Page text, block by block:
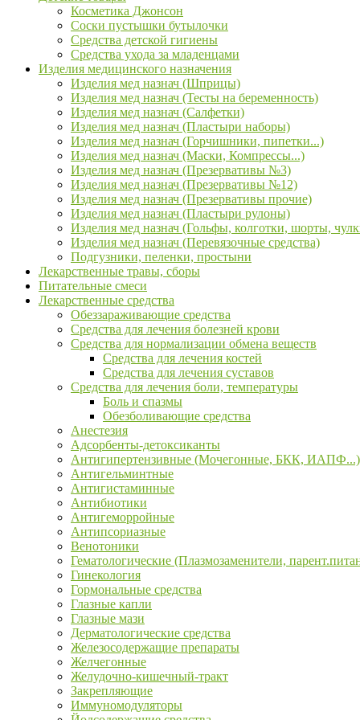
Косметика Джонсон
Соски пустышки бутылочки
Средства детской гигиены
Средства ухода за младенцами
Изделия медицинского назначения
Изделия мед назнач (Шприцы)
Изделия мед назнач (Тесты на беременность)
Изделия мед назнач (Салфетки)
Изделия мед назнач (Пластыри наборы)
Изделия мед назнач (Горчишники, пипетки...)
Изделия мед назнач (Маски, Компрессы...)
Изделия мед назнач (Презервативы №3)
Изделия мед назнач (Презервативы №12)
Изделия мед назнач (Презервативы прочие)
Изделия мед назнач (Пластыри рулоны)
Изделия мед назнач (Гольфы, колготки, шорты,
Изделия мед назнач (Перевязочные средства)
Подгузники, пеленки, простыни
Лекарственные травы, сборы
Питательные смеси
Лекарственные средства
Обеззараживающие средства
Средства для лечения болезней крови
Средства для нормализации обмена веществ
Средства для лечения костей
Средства для лечения суставов
Средства для лечения боли, температуры
Боль и спазмы
Обезболивающие средства
Анестезия
Адсорбенты-детоксиканты
Антигипертензивные (Мочегонные, БКК, ИАПФ...)
Антигельминтные
Антигистаминные
Антибиотики
Антигеморройные
Антипсориазные
Венотоники
Гематологические (Плазмозаменители,
Гинекология
Гормональные средства
Глазные капли
Глазные мази
Дерматологические средства
Железосодержащие препараты
Желчегонные
Желудочно-кишечный-тракт
Закрепляющие
Иммуномодуляторы